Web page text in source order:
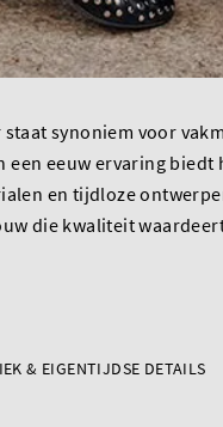
staat synoniem voor
een eeuw ervaring biedt
en tijdloze
die kwaliteit
& EIGENTIJDSE DETAILS